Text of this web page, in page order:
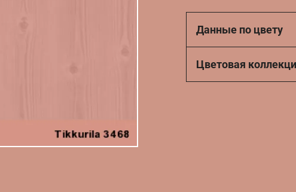
Данные по цвету
Цветовая